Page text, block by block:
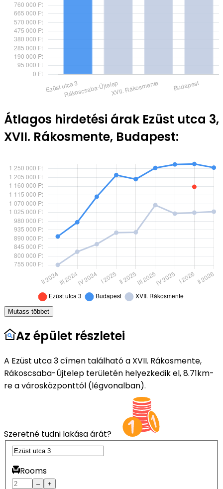
Átlagos hirdetési árak Ezüst utca 3,
XVII. Rákosmente, Budapest:
Mutass többet
Az épület részletei
A Ezüst utca 3 címen található a XVII. Rákosmente,
Rákoscsaba-Újtelep területén helyezkedik el, 8.71km-
re a városközponttól (légvonalban).
Szeretné tudni lakása árát?
Rooms
– +